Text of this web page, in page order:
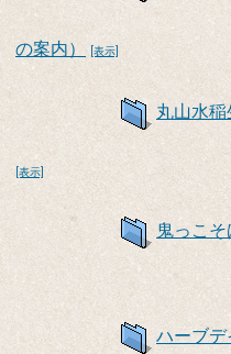
の案内） [表示]
丸山水稲
[表示]
鬼っこそ
ハーブ